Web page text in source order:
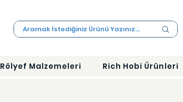
Rölyef Malzemeleri Rich Hobi Ürünleri